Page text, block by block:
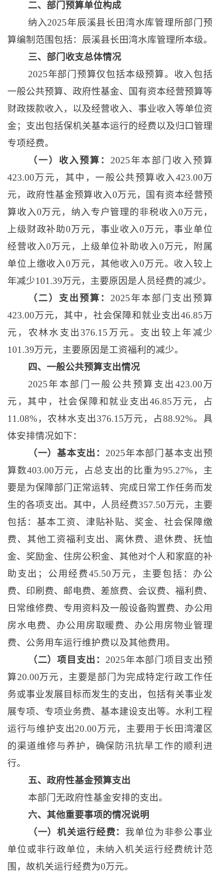
二、部门预算单位构成
纳入2025年辰溪县长田湾水库管理所部门预
算编制范围包括：辰溪县长田湾水库管理所本级。
三、部门收支总体情况
2025年部门预算仅包括本级预算。收入包括
一般公共预算、政府性基金、国有资本经营预算等
财政拨款收入，以及经营收入、事业收入等单位资
金；支出包括保机关基本运行的经费以及归口管理
专项经费。
（一）收入预算： 2025年本部门收入预算
423.00万元，其中，一般公共预算收入423.00万
元，政府性基金预算收入0万元，国有资本经营预
算收入0万元，纳入专户管理的非税收入0万元，
上级财政补助0万元，事业收入0万元，事业单位
经营收入0万元，上级单位补助收入0万元，附属
单位上缴收入0万元，其他收入0万元。收入较上
年减少101.39万元，主要原因是人员经费的减少。
（二）支出预算： 2025年本部门支出预算
423.00万元，其中，社会保障和就业支出46.85万
元，农林水支出376.15万元。支出较上年减少
101.39万元，主要原因是工资福利的减少。
四、一般公共预算支出情况
2025年本部门一般公共预算支出423.00万
元，其中，社会保障和就业支出46.85万元，占
11.08%，农林水支出376.15万元，占88.92%。具
体安排情况如下：
（一）基本支出： 2025年本部门基本支出预
算数403.00万元，占总支出的比重为95.27%，主
要是为保障部门正常运转、完成日常工作任务而发
生的各项支出。其中，人员经费357.50万元，主要
包括：基本工资、津贴补贴、奖金、社会保障缴
费、其他工资福利支出、离休费、退休费、抚恤
金、奖励金、住房公积金、其他对个人和家庭的补
助支出；公用经费45.50万元，主要包括：办公
费、印刷费、邮电费、差旅费、会议费、福利费、
日常维修费、专用资料及一般设备购置费、办公用
房水电费、办公用房取暖费、办公用房物业管理
费、公务用车运行维护费以及其他费用。
（二）项目支出： 2025年本部门项目支出预
算20.00万元，主要是部门为完成特定行政工作任
务或事业发展目标而发生的支出，包括有关事业发
展专项、专项业务费、基本建设支出等。水利工程
运行与维护支出20.00万元，主要用于长田湾灌区
的渠道维修与养护，确保防汛抗旱工作的顺利进
行。
五、政府性基金预算支出
本部门无政府性基金安排的支出。
六、其他重要事项的情况说明
（一）机关运行经费： 我单位为非参公事业
单位或非行政单位，未纳入机关运行经费统计范
围，故机关运行经费为0万元。